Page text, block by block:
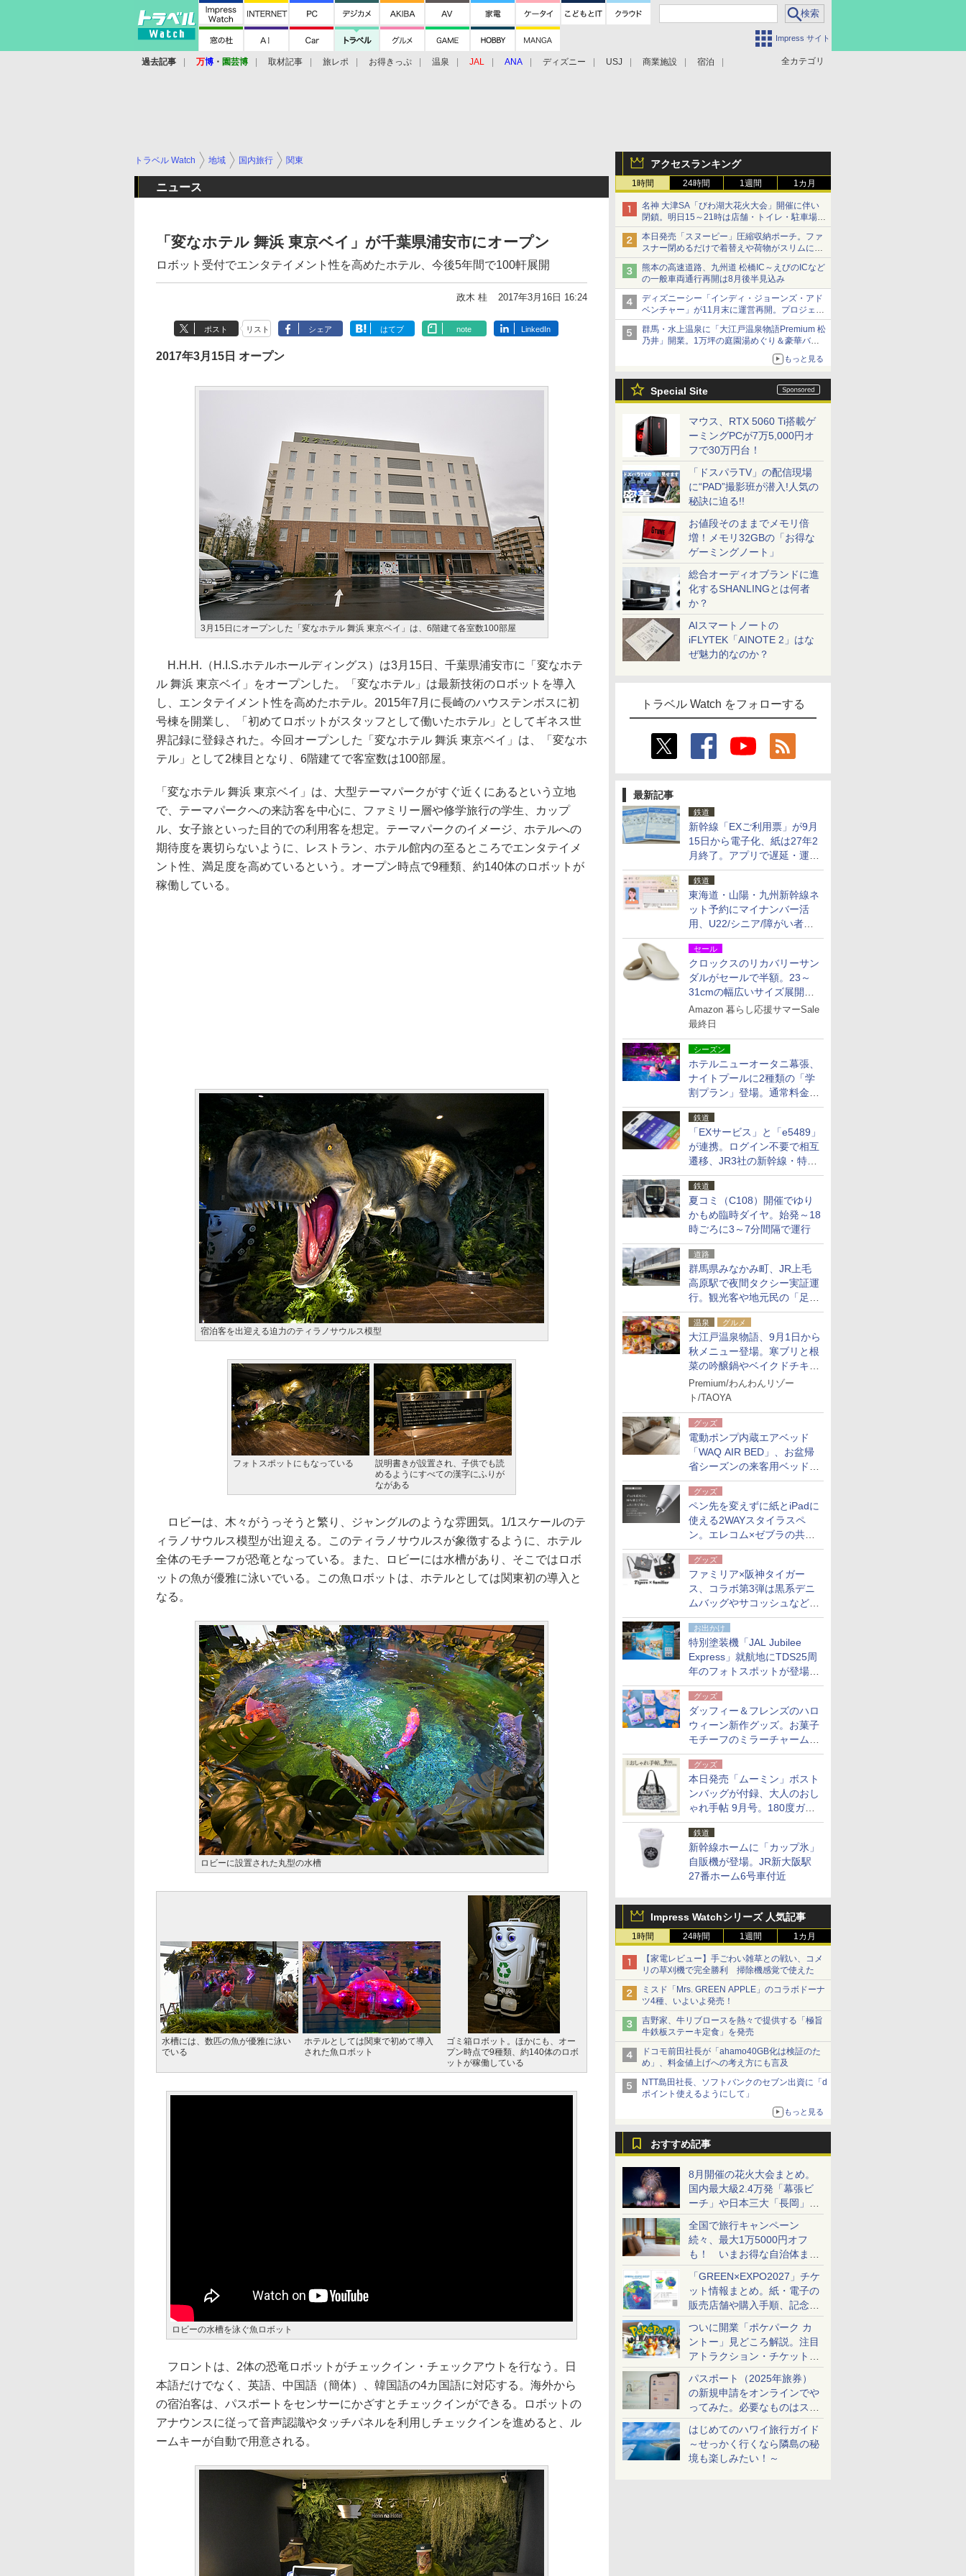
Impress サイト
全カテゴリ
過去記事 万博 ・ 園芸博 取材記事 旅レポ お得きっぷ 温泉 JAL ANA ディズニー USJ 商業施設 宿泊
アクセスランキング
1時間 24時間 1週間 1カ月
名神 大津SA「びわ湖大花火大会」開催に伴い
閉鎖。明日15～21時は店舗・トイレ・駐車場の
利用不可
本日発売「スヌーピー」圧縮収納ポーチ。ファ
スナー閉めるだけで着替えや荷物がスリムにま
とまる
熊本の高速道路、九州道 松橋IC～えびのICなど
の一般車両通行再開は8月後半見込み
ディズニーシー「インディ・ジョーンズ・アド
ベンチャー」が11月末に運営再開。プロジェク
ションマッピングを追加、DPAは1500円
群馬・水上温泉に「大江戸温泉物語Premium 松
乃井」開業。1万坪の庭園湯めぐり＆豪華バイ
もっと見る
Special Site
マウス、RTX 5060 Ti搭載ゲ
ーミングPCが7万5,000円オ
フで30万円台！
「ドスパラTV」の配信現場
に“PAD”撮影班が潜入!人気の
秘訣に迫る!!
お値段そのままでメモリ倍
増！メモリ32GBの「お得な
ゲーミングノート」
総合オーディオブランドに進
化するSHANLINGとは何者
か？
AIスマートノートの
iFLYTEK「AINOTE 2」はな
ぜ魅力的なのか？
トラベル Watch をフォローする
最新記事
鉄道
新幹線「EXご利用票」が9月
15日から電子化、紙は27年2
月終了。アプリで遅延・運休
も確認可能に
鉄道
東海道・山陽・九州新幹線ネ
ット予約にマイナンバー活
用、U22/シニア/障がい者割
を9月15日から発売
セール
クロックスのリカバリーサン
ダルがセールで半額。23～
31cmの幅広いサイズ展開、
独自のクッション素材を採用
Amazon 暮らし応援サマーSale
最終日
シーズン
ホテルニューオータニ幕張、
ナイトプールに2種類の「学
割プラン」登場。通常料金の
およそ半額でお得に夜活
鉄道
「EXサービス」と「e5489」
が連携。ログイン不要で相互
遷移、JR3社の新幹線・特急
予約をアプリで一括確認
鉄道
夏コミ（C108）開催でゆり
かもめ臨時ダイヤ。始発～18
時ごろに3～7分間隔で運行
道路
群馬県みなかみ町、JR上毛
高原駅で夜間タクシー実証運
行。観光客や地元民の「足が
ない」課題解消へ、木金土に
2台体制
温泉 グルメ
大江戸温泉物語、9月1日から
秋メニュー登場。寒ブリと根
菜の吟醸鍋やベイクドチキ
ン、ショコラ＆栗スイーツも
食べ放題に
Premium/わんわんリゾー
ト/TAOYA
グッズ
電動ポンプ内蔵エアベッド
「WAQ AIR BED」、お盆帰
省シーズンの来客用ベッドに
も。使用後は収納バッグでコ
ンパクトに保管
グッズ
ペン先を変えずに紙とiPadに
使える2WAYスタイラスペ
ン。エレコム×ゼブラの共同
開発
グッズ
ファミリア×阪神タイガー
ス、コラボ第3弾は黒系デニ
ムバッグやサコッシュなど6
点。8月21日オンラインスト
アで発売
お出かけ
特別塗装機「JAL Jubilee
Express」就航地にTDS25周
年のフォトスポットが登場。
10月末まで青森空港に
グッズ
ダッフィー＆フレンズのハロ
ウィーン新作グッズ。お菓子
モチーフのミラーチャーム/
デザインポーチほか
グッズ
本日発売「ムーミン」ボスト
ンバッグが付録、大人のおし
ゃれ手帖 9月号。180度ガバ
ッと開いて大容量
鉄道
新幹線ホームに「カップ氷」
自販機が登場。JR新大阪駅
27番ホーム6号車付近
Impress Watchシリーズ 人気記事
1時間 24時間 1週間 1カ月
【家電レビュー】手ごわい雑草との戦い、コメ
リの草刈機で完全勝利 掃除機感覚で使えた
ミスド「Mrs. GREEN APPLE」のコラボドーナ
ツ4種、いよいよ発売！
吉野家、牛リブロースを熱々で提供する「極旨
牛鉄板ステーキ定食」を発売
ドコモ前田社長が「ahamo40GB化は検証のた
め」、料金値上げへの考え方にも言及
NTT島田社長、ソフトバンクのセブン出資に「d
ポイント使えるようにして」
もっと見る
おすすめ記事
8月開催の花火大会まとめ。
国内最大級2.4万発「幕張ビ
ーチ」や日本三大「長岡」な
ど大型イベント目白押し！
全国で旅行キャンペーン
続々、最大1万5000円オフ
も！ いまお得な自治体まと
め
「GREEN×EXPO2027」チケ
ット情報まとめ。紙・電子の
販売店舗や購入手順、記念チ
ケットも解説
ついに開業「ポケパーク カ
ントー」見どころ解説。注目
アトラクション・チケット手
配・来場前に必要な準備は？
パスポート（2025年旅券）
の新規申請をオンラインでや
ってみた。必要なものはスマ
ホとマイナカードのみ
はじめてのハワイ旅行ガイド
～せっかく行くなら隣島の秘
境も楽しみたい！～
トラベル Watch 地域 国内旅行 関東
ニュース
「変なホテル 舞浜 東京ベイ」が千葉県浦安市にオープン
ロボット受付でエンタテイメント性を高めたホテル、今後5年間で100軒展開
政木 桂 2017年3月16日 16:24
ポスト リスト シェア はてブ note LinkedIn
2017年3月15日 オープン
3月15日にオープンした「変なホテル 舞浜 東京ベイ」は、6階建て各室数100部屋
H.H.H.（H.I.S.ホテルホールディングス）は3月15日、千葉県浦安市に「変なホテ
ル 舞浜 東京ベイ」をオープンした。「変なホテル」は最新技術のロボットを導入
し、エンタテイメント性を高めたホテル。2015年7月に長崎のハウステンボスに初
号棟を開業し、「初めてロボットがスタッフとして働いたホテル」としてギネス世
界記録に登録された。今回オープンした「変なホテル 舞浜 東京ベイ」は、「変なホ
テル」として2棟目となり、6階建てで客室数は100部屋。
「変なホテル 舞浜 東京ベイ」は、大型テーマパークがすぐ近くにあるという立地
で、テーマパークへの来訪客を中心に、ファミリー層や修学旅行の学生、カップ
ル、女子旅といった目的での利用客を想定。テーマパークのイメージ、ホテルへの
期待度を裏切らないように、レストラン、ホテル館内の至るところでエンタテイメ
ント性、満足度を高めているという。オープン時点で9種類、約140体のロボットが
稼働している。
宿泊客を出迎える迫力のティラノサウルス模型
フォトスポットにもなっている
説明書きが設置され、子供でも読
めるようにすべての漢字にふりが
ながある
ロビーは、木々がうっそうと繁り、ジャングルのような雰囲気。1/1スケールのテ
ィラノサウルス模型が出迎える。このティラノサウルスが象徴するように、ホテル
全体のモチーフが恐竜となっている。また、ロビーには水槽があり、そこではロボ
ットの魚が優雅に泳いでいる。この魚ロボットは、ホテルとしては関東初の導入と
なる。
ロビーに設置された丸型の水槽
水槽には、数匹の魚が優雅に泳い
でいる
ホテルとしては関東で初めて導入
された魚ロボット
ゴミ箱ロボット。ほかにも、オー
プン時点で9種類、約140体のロボ
ットが稼働している
ロビーの水槽を泳ぐ魚ロボット
フロントは、2体の恐竜ロボットがチェックイン・チェックアウトを行なう。日
本語だけでなく、英語、中国語（簡体）、韓国語の4カ国語に対応する。海外から
の宿泊客は、パスポートをセンサーにかざすとチェックインができる。ロボットの
アナウンスに従って音声認識やタッチパネルを利用しチェックインを進めると、ル
ームキーが自動で用意される。